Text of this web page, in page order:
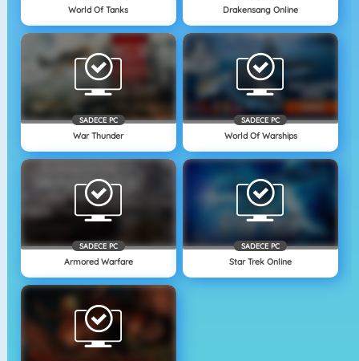
World Of Tanks Drakensang Online
SADECE PC
War Thunder
SADECE PC
World Of Warships
SADECE PC
Armored Warfare
SADECE PC
Star Trek Online